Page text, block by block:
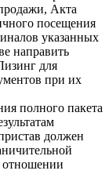
Акта
посещения
указанных
направить
для
при их
полного пакета
должен
отношении